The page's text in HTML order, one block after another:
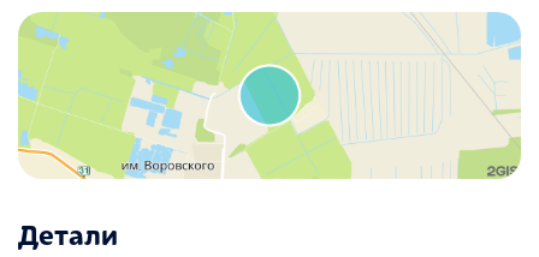
Детали